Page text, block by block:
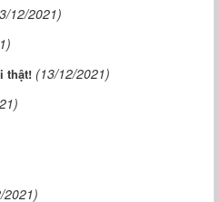
12/2021)
thật! (13/12/2021)
2021)